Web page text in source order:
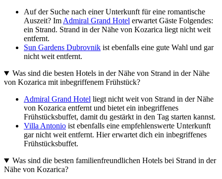
Auf der Suche nach einer Unterkunft für eine romantische
Auszeit? Im Admiral Grand Hotel erwartet Gäste Folgendes:
ein Strand. Strand in der Nähe von Kozarica liegt nicht weit
entfernt.
Sun Gardens Dubrovnik ist ebenfalls eine gute Wahl und gar
nicht weit entfernt.
Was sind die besten Hotels in der Nähe von Strand in der Nähe
von Kozarica mit inbegriffenem Frühstück?
Admiral Grand Hotel liegt nicht weit von Strand in der Nähe
von Kozarica entfernt und bietet ein inbegriffenes
Frühstücksbuffet, damit du gestärkt in den Tag starten kannst.
Villa Antonio ist ebenfalls eine empfehlenswerte Unterkunft
gar nicht weit entfernt. Hier erwartet dich ein inbegriffenes
Frühstücksbuffet.
Was sind die besten familienfreundlichen Hotels bei Strand in der
Nähe von Kozarica?